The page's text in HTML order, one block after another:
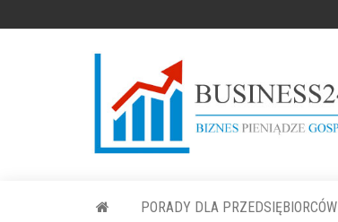
PORADY DLA PRZEDSIĘBIORCÓW